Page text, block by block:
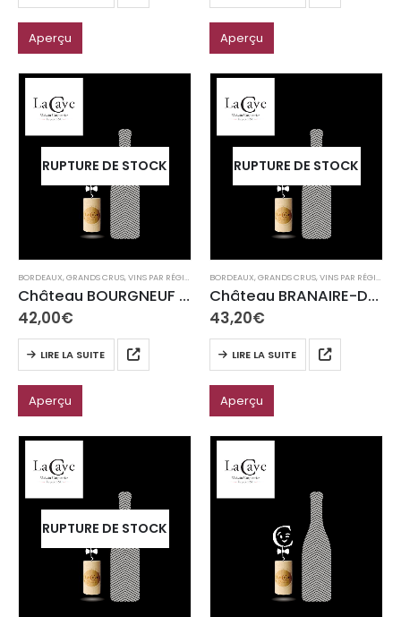
Aperçu Aperçu
RUPTURE DE STOCK
BORDEAUX,GRANDS CRUS,VINS PAR RÉGION
Château BOURGNEUF AOC Pomerol
42,00€
LIRE LA SUITE
Aperçu
RUPTURE DE STOCK
BORDEAUX,GRANDS CRUS,VINS PAR RÉGION
Château BRANAIRE-DUCRU AOC Saint-Julien
43,20€
LIRE LA SUITE
Aperçu
RUPTURE DE STOCK